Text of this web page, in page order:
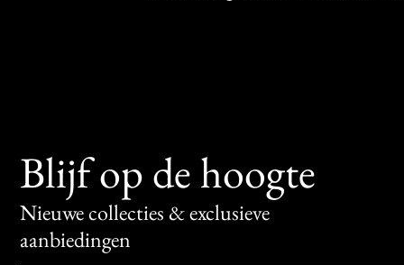
Blijf op de hoogte
Nieuwe collecties & exclusieve
aanbiedingen